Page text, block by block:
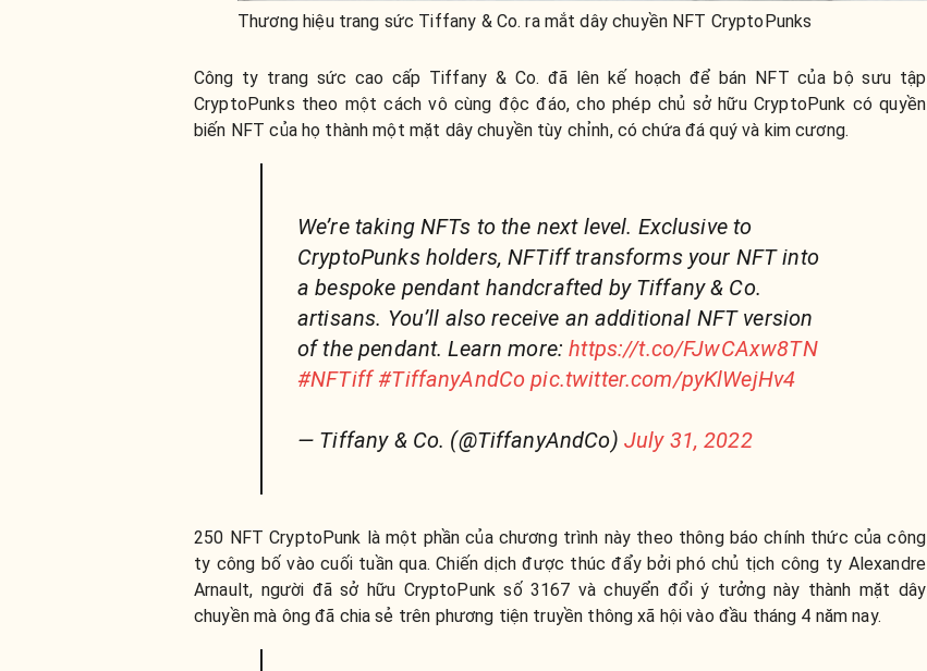
Thương hiệu trang sức Tiffany & Co. ra mắt dây chuyền NFT CryptoPunks
Công ty trang sức cao cấp Tiffany & Co. đã lên kế hoạch để bán NFT của bộ sưu tập
CryptoPunks theo một cách vô cùng độc đáo, cho phép chủ sở hữu CryptoPunk có quyền
biến NFT của họ thành một mặt dây chuyền tùy chỉnh, có chứa đá quý và kim cương.
We’re taking NFTs to the next level. Exclusive to
CryptoPunks holders, NFTiff transforms your NFT into
a bespoke pendant handcrafted by Tiffany & Co.
artisans. You’ll also receive an additional NFT version
of the pendant. Learn more:https://t.co/FJwCAxw8TN
#NFTiff #TiffanyAndCo pic.twitter.com/pyKlWejHv4
— Tiffany & Co. (@TiffanyAndCo) July 31, 2022
250 NFT CryptoPunk là một phần của chương trình này theo thông báo chính thức của công
ty công bố vào cuối tuần qua. Chiến dịch được thúc đẩy bởi phó chủ tịch công ty Alexandre
Arnault, người đã sở hữu CryptoPunk số 3167 và chuyển đổi ý tưởng này thành mặt dây
chuyền mà ông đã chia sẻ trên phương tiện truyền thông xã hội vào đầu tháng 4 năm nay.